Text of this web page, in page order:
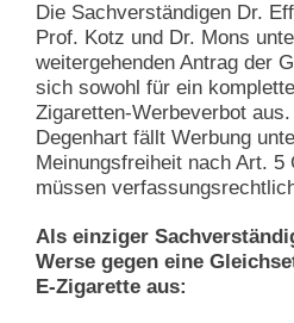
Die Sachverständigen Dr.
Prof. Kotz und Dr. Mons
weitergehenden Antrag der
sich sowohl für ein
Zigaretten-Werbeverbot
Degenhart fällt Werbung
Meinungsfreiheit nach Art. 5
müssen
Als einziger
Werse gegen eine
E-Zigarette aus: